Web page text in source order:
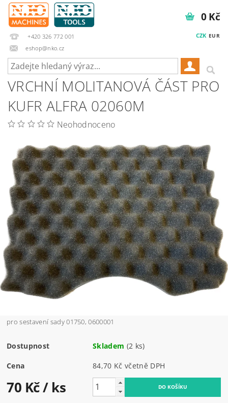
+420 326 772 001
eshop@nko.cz
CZK EUR
0 Kč
VRCHNÍ MOLITANOVÁ ČÁST PRO
KUFR ALFRA 02060M
Neohodnoceno
pro sestavení sady 01750, 0600001
Dostupnost Skladem (2 ks)
Cena 84,70 Kč včetně DPH
70 Kč/ ks